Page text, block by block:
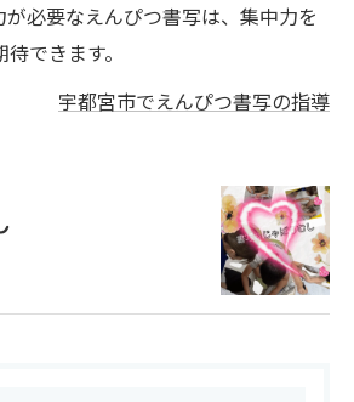
が必要なえんぴつ書写は、集中力を
できます。
宇都宮市でえんぴつ書写の指導